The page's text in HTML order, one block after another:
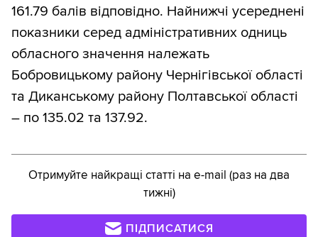
161.79 балів відповідно. Найнижчі усереднені
показники серед адміністративних одниць
обласного значення належать
Бобровицькому району Чернігівської області
та Диканському району Полтавської області
– по 135.02 та 137.92.
Отримуйте найкращі статті на e-mail (раз на два
тижні)
ПІДПИСАТИСЯ